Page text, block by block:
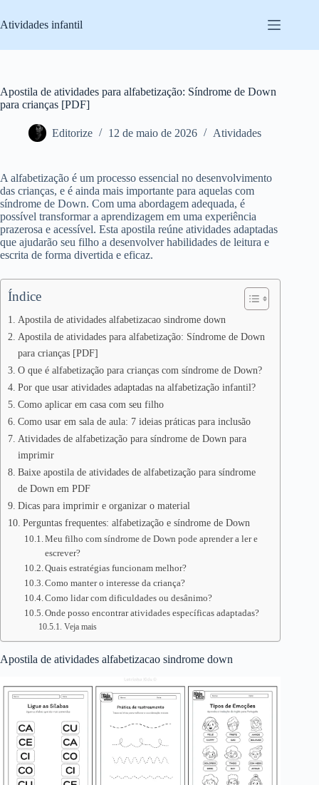
para
o
Atividades infantil
Apostila de atividades para alfabetização: Síndrome de Down
para crianças [PDF]
Editorize 12 de maio de 2026 Atividades
A alfabetização é um processo essencial no desenvolvimento
das crianças, e é ainda mais importante para aquelas com
síndrome de Down. Com uma abordagem adequada, é
possível transformar a aprendizagem em uma experiência
prazerosa e acessível. Esta apostila reúne atividades adaptadas
que ajudarão seu filho a desenvolver habilidades de leitura e
escrita de forma divertida e eficaz.
Índice
Apostila de atividades alfabetizacao sindrome down
Apostila de atividades para alfabetização: Síndrome de Down
para crianças [PDF]
O que é alfabetização para crianças com síndrome de Down?
Por que usar atividades adaptadas na alfabetização infantil?
Como aplicar em casa com seu filho
Como usar em sala de aula: 7 ideias práticas para inclusão
Atividades de alfabetização para síndrome de Down para
imprimir
Baixe apostila de atividades de alfabetização para síndrome
de Down em PDF
Dicas para imprimir e organizar o material
Perguntas frequentes: alfabetização e síndrome de Down
Meu filho com síndrome de Down pode aprender a ler e
escrever?
Quais estratégias funcionam melhor?
Como manter o interesse da criança?
Como lidar com dificuldades ou desânimo?
Onde posso encontrar atividades específicas adaptadas?
Veja mais
Apostila de atividades alfabetizacao sindrome down